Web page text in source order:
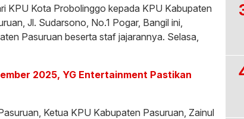
KPU Kota Probolinggo kepada KPU Kabupaten
Jl. Sudarsono, No.1 Pogar, Bangil ini,
Pasuruan beserta staf jajarannya. Selasa,
2025, YG Entertainment Pastikan
Ketua KPU Kabupaten Pasuruan, Zainul